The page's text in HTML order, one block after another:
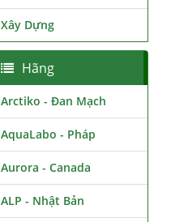
Xây Dựng
Hãng
Arctiko - Đan Mạch
AquaLabo - Pháp
Aurora - Canada
ALP - Nhật Bản